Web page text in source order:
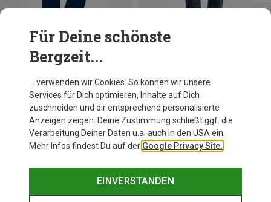
Du sparst bis 14%
Für Deine schönste
Bergzeit...
… verwenden wir Cookies. So können wir unsere
Services für Dich optimieren, Inhalte auf Dich
zuschneiden und dir entsprechend personalisierte
Anzeigen zeigen. Deine Zustimmung schließt ggf. die
Verarbeitung Deiner Daten u.a. auch in den USA ein.
Mehr Infos findest Du auf der Google Privacy Site.
EINVERSTANDEN